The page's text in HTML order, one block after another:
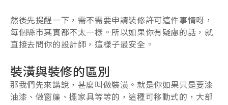
然後先提醒一下，需不需要申請裝修許可這件事情呀，
每個縣市其實都不太一樣。所以如果你有疑慮的話，就
直接去問你的設計師，這樣子最安全。
裝潢與裝修的區別
那我們先來講說，甚麼叫做裝潢。就是你如果只是要漆
油漆、做窗簾、擺家具等等的，這種可移動式的，大部